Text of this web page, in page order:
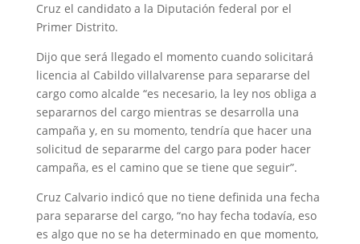
Cruz el candidato a la Diputación federal por el
Primer Distrito.
Dijo que será llegado el momento cuando solicitará
licencia al Cabildo villalvarense para separarse del
cargo como alcalde “es necesario, la ley nos obliga a
separarnos del cargo mientras se desarrolla una
campaña y, en su momento, tendría que hacer una
solicitud de separarme del cargo para poder hacer
campaña, es el camino que se tiene que seguir”.
Cruz Calvario indicó que no tiene definida una fecha
para separarse del cargo, “no hay fecha todavía, eso
es algo que no se ha determinado en que momento,